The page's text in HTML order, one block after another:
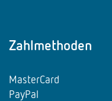
Zahlmethoden
MasterCard
PayPal